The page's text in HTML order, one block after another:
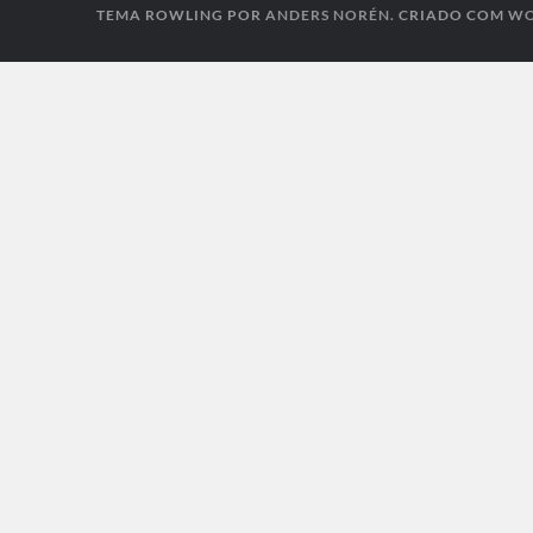
TEMA ROWLING POR ANDERS NORÉN. CRIADO COM